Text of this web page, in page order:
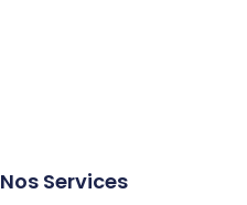
Nos Services